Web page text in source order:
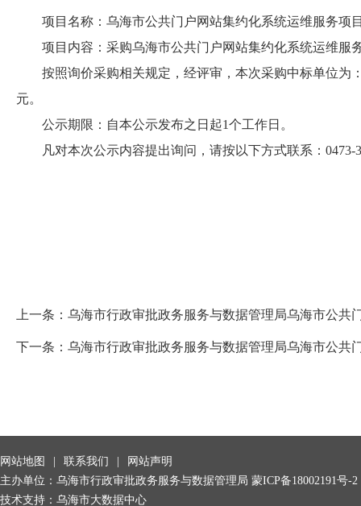
项目名称：乌海市公共门户网站集约化系统运维服务项
项目内容：采购乌海市公共门户网站集约化系统运维服
按照询价采购相关规定，经评审，本次采购中标单位为：
元。
公示期限：自本公示发布之日起1个工作日。
凡对本次公示内容提出询问，请按以下方式联系：0473-
上一条： 乌海市行政审批政务服务与数据管理局乌海市公共
下一条： 乌海市行政审批政务服务与数据管理局乌海市公共
网站地图 联系我们
网站声明
主办单位：乌海市行政审批政务服务与数据管理局 蒙ICP备18002191号-2
技术支持：乌海市大数据中心